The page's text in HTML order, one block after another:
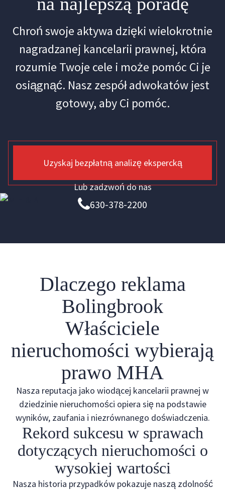
Chroń swoje aktywa dzięki wielokrotnie
nagradzanej kancelarii prawnej, która
rozumie Twoje cele i może pomóc Ci je
osiągnąć. Nasz zespół adwokatów jest
gotowy, aby Ci pomóc.
Uzyskaj bezpłatną analizę ekspercką
Lub zadzwoń do nas
630-378-2200
Dlaczego reklama
Bolingbrook
Właściciele
nieruchomości wybierają
prawo MHA
Nasza reputacja jako wiodącej kancelarii prawnej w
dziedzinie nieruchomości opiera się na podstawie
wyników, zaufania i niezrównanego doświadczenia.
Rekord sukcesu w sprawach
dotyczących nieruchomości o
wysokiej wartości
Nasza historia przypadków pokazuje naszą zdolność